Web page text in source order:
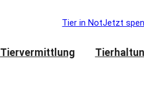
Tier in NotJetzt
Tiervermittlung